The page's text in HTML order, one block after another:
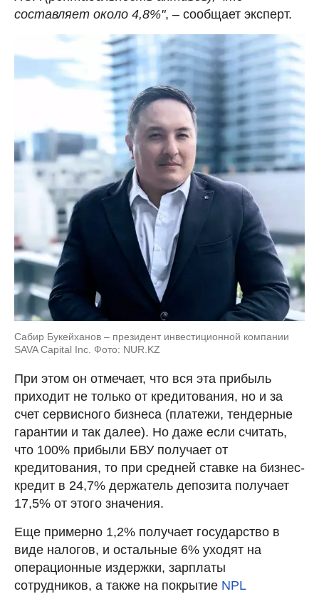
составляет около 4,8%", – сообщает эксперт.
Сабир Букейханов – президент инвестиционной компании
SAVA Capital Inc. Фото: NUR.KZ
При этом он отмечает, что вся эта прибыль
приходит не только от кредитования, но и за
счет сервисного бизнеса (платежи, тендерные
гарантии и так далее). Но даже если считать,
что 100% прибыли БВУ получает от
кредитования, то при средней ставке на бизнес-
кредит в 24,7% держатель депозита получает
17,5% от этого значения.
Еще примерно 1,2% получает государство в
виде налогов, и остальные 6% уходят на
операционные издержки, зарплаты
сотрудников, а также на покрытие NPL